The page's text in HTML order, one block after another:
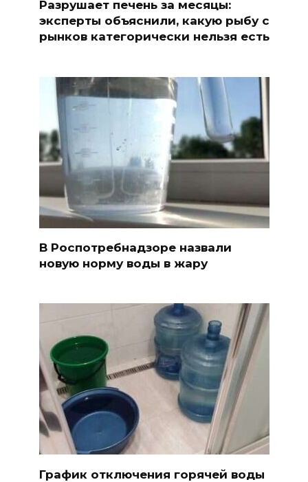
Разрушает печень за месяцы:
эксперты объяснили, какую рыбу с
рынков категорически нельзя есть
В Роспотребнадзоре назвали
новую норму воды в жару
График отключения горячей воды